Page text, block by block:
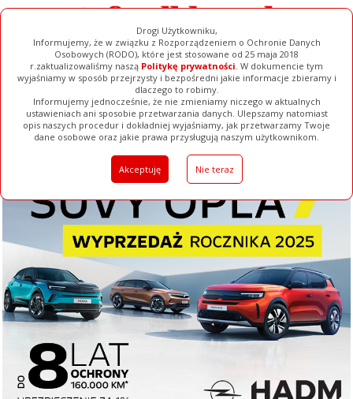
Drogi Użytkowniku,
Informujemy, że w związku z Rozporządzeniem o Ochronie Danych
Osobowych (RODO), które jest stosowane od 25 maja 2018
r.zaktualizowaliśmy naszą Politykę prywatności. W dokumencie tym
wyjaśniamy w sposób przejrzysty i bezpośredni jakie informacje zbieramy i
dlaczego to robimy.
Informujemy jednocześnie, że nie zmieniamy niczego w aktualnych
ustawieniach ani sposobie przetwarzania danych. Ulepszamy natomiast
opis naszych procedur i dokładniej wyjaśniamy, jak przetwarzamy Twoje
dane osobowe oraz jakie prawa przysługują naszym użytkownikom.
Akceptuję Nie teraz
Ogłoszenia Filmy Galerie Baza Firm Pełna Wersja